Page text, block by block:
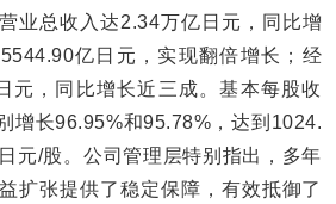
业总收入达2.34万亿日元，同比增
亿日元，实现翻倍增长；经
元，同比增长近三成。基本每股收
增长96.95%和95.78%，达到1024.
元/股。公司管理层特别指出，多年
扩张提供了稳定保障，有效抵御了